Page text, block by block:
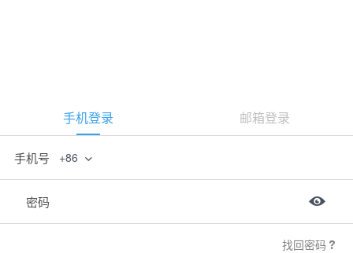
手机登录 邮箱登录
手机号 +86
密码
找回密码